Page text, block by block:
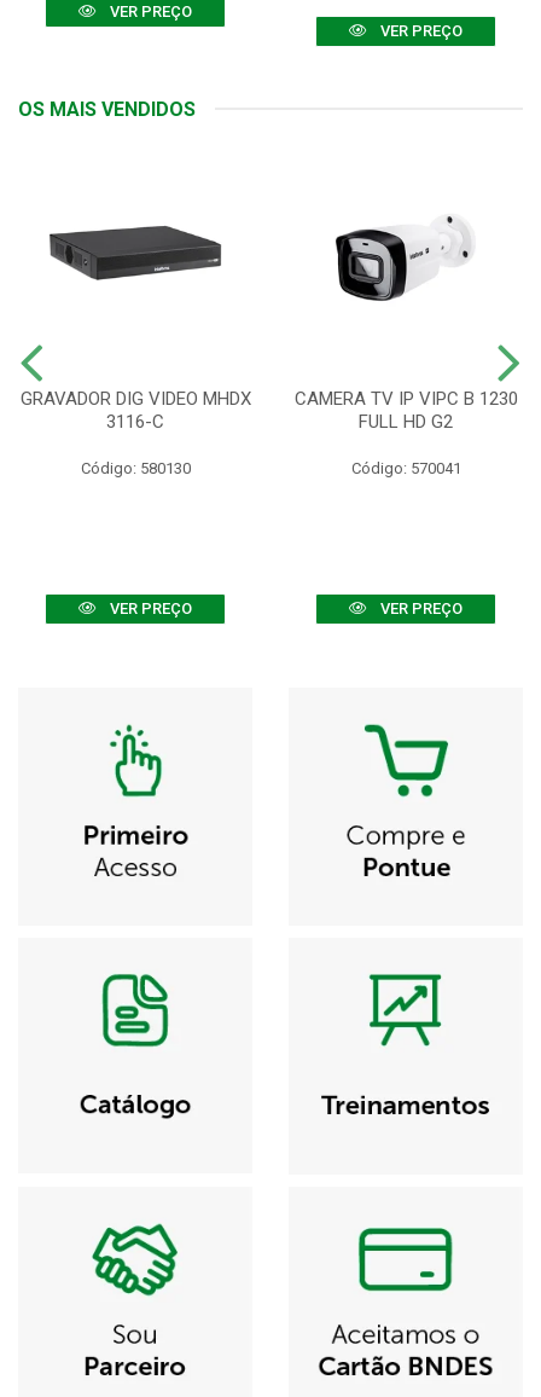
VER PREÇO
VER PREÇO
OS MAIS VENDIDOS
GRAVADOR DIG VIDEO MHDX
3116-C
Código: 580130
VER PREÇO
CAMERA TV IP VIPC B 1230
FULL HD G2
Código: 570041
VER PREÇO